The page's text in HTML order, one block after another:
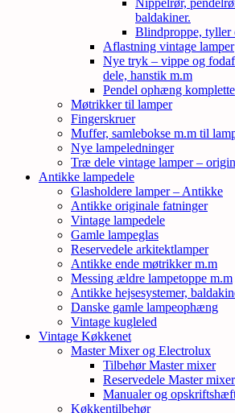
baldakiner.
Blindproppe, tyller
Aflastning vintage lamper
Nye tryk – vippe og
dele, hanstik m.m
Pendel ophæng komplette
Møtrikker til lamper
Fingerskruer
Muffer, samlebokse m.m til
Nye lampeledninger
Træ dele vintage lamper –
Antikke lampedele
Glasholdere lamper – Antikke
Antikke originale fatninger
Vintage lampedele
Gamle lampeglas
Reservedele arkitektlamper
Antikke ende møtrikker m.m
Messing ældre lampetoppe m.m
Antikke hejsesystemer,
Danske gamle lampeophæng
Vintage kugleled
Vintage Køkkenet
Master Mixer og Electrolux
Tilbehør Master mixer
Reservedele Master mixer
Manualer og
Køkkentilbehør